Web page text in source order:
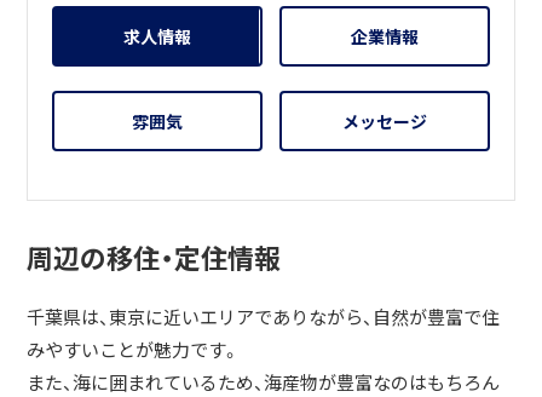
求人情報 企業情報
雰囲気 メッセージ
周辺の移住・定住情報
千葉県は、東京に近いエリアでありながら、自然が豊富で住
みやすいことが魅力です。
また、海に囲まれているため、海産物が豊富なのはもちろん